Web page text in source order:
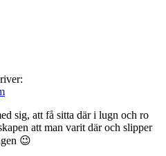
sig, att få sitta där i lugn och ro
att man varit där och slipper
😉